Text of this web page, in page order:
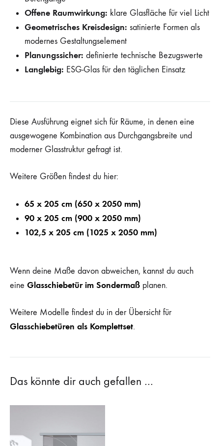
Offene Raumwirkung: klare Glasfläche für viel Licht
Geometrisches Kreisdesign: satinierte Formen als
modernes Gestaltungselement
Planungssicher: definierte technische Bezugswerte
Langlebig: ESG-Glas für den täglichen Einsatz
Diese Ausführung eignet sich für Räume, in denen eine
ausgewogene Kombination aus Durchgangsbreite und
moderner Glasstruktur gefragt ist.
Weitere Größen findest du hier:
65 x 205 cm (650 x 2050 mm)
90 x 205 cm (900 x 2050 mm)
102,5 x 205 cm (1025 x 2050 mm)
Wenn deine Maße davon abweichen, kannst du auch
eine Glasschiebetür im Sondermaß planen.
Weitere Modelle findest du in der Übersicht für
Glasschiebetüren als Komplettset.
Das könnte dir auch gefallen …